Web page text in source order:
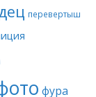
перевертыш
фура